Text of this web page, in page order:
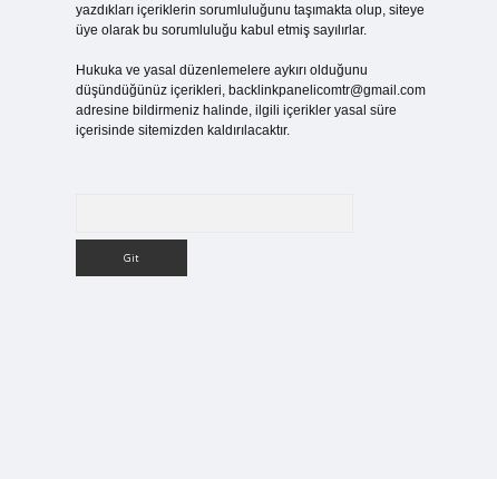
yazdıkları içeriklerin sorumluluğunu taşımakta olup, siteye
üye olarak bu sorumluluğu kabul etmiş sayılırlar.
Hukuka ve yasal düzenlemelere aykırı olduğunu
düşündüğünüz içerikleri, backlinkpanelicomtr@gmail.com
adresine bildirmeniz halinde, ilgili içerikler yasal süre
içerisinde sitemizden kaldırılacaktır.